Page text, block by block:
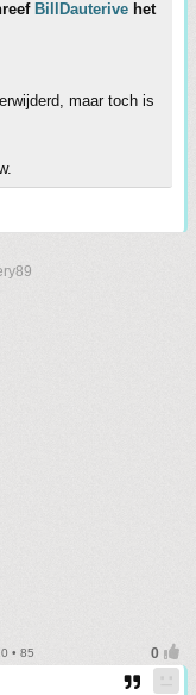
BillDauterive het
maar toch is
• 85